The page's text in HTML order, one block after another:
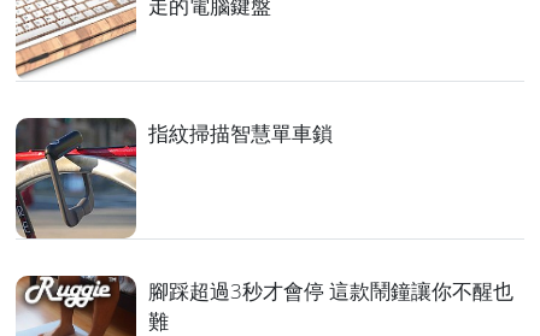
指紋掃描智慧單車鎖
腳踩超過3秒才會停 這款鬧鐘讓你不醒也
難